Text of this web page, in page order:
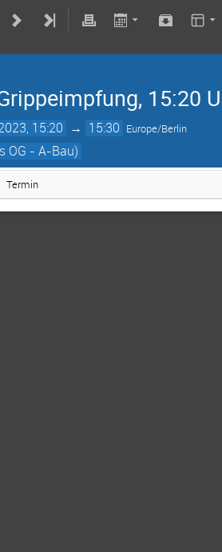
15:20
15:20 → 15:30 Europe/Berlin
OG - A-Bau)
Termin